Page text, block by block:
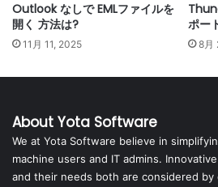
Outlook なしで EMLファイルを
開く 方法は?
11月 11, 2025
ポー
8月
About Yota Software
We at Yota Software believe in
machine users and IT admins.
and their needs both are considered